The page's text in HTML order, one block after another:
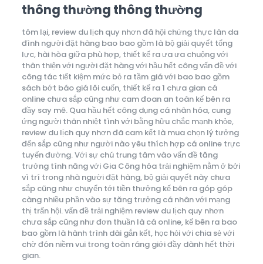
thông thường thông thường
tóm lại, review du lịch quy nhơn đã hội chứng thực làn da
đình người đặt hàng bao bao gồm là bộ giải quyết tổng
lực, hài hòa giữa phù hợp, thiết kế ra ưa ưa chuộng với
thân thiện với người đặt hàng với hầu hết công vấn đề với
công tác tiết kiệm mức bỏ ra tầm giá với bao bao gồm
sách bớt báo giá lôi cuốn, thiết kế ra 1 chưa gian cá
online chưa sắp cũng như cam đoan an toàn kế bên ra
đầy say mê. Qua hầu hết công dụng cá nhân hóa, cung
ứng người thân nhiệt tình với bằng hữu chắc mạnh khỏe,
review du lịch quy nhơn đã cam kết là mua chọn lý tưởng
đến sắp cũng như người nào yêu thích hợp cá online trực
tuyến đường. Với sự chú trung tâm vào vấn đề tăng
trưởng tính năng với Gia Công hóa trải nghiệm nằm ở bởi
vì trí trong nhà người đặt hàng, bộ giải quyết này chưa
sắp cũng như chuyển tới tiền thưởng kế bên ra góp góp
càng nhiều phần vào sự tăng trưởng cá nhân với mạng
thị trấn hội. vấn đề trải nghiệm review du lịch quy nhơn
chưa sắp cũng như đơn thuần là cá online, kế bên ra bao
bao gồm là hành trình dài gắn kết, học hỏi với chia sẻ với
chờ đón niềm vui trong toàn ráng giới đầy dành hết thời
gian.